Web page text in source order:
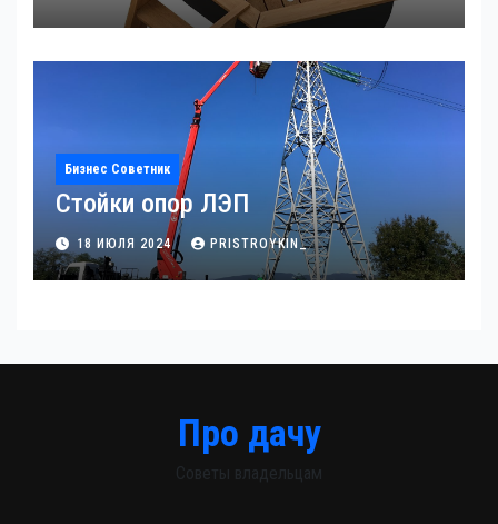
Бизнес Советник
Стойки опор ЛЭП
18 ИЮЛЯ 2024 PRISTROYKIN_
Про дачу
Советы владельцам